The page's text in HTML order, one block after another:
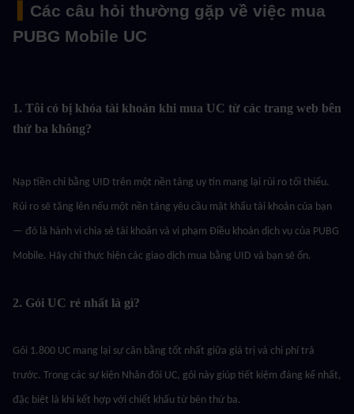
Các câu hỏi thường gặp về việc mua
PUBG Mobile UC
1. Tôi có bị khóa tài khoản khi mua UC từ các trang web bên
thứ ba không?
Nạp tiền chỉ bằng UID trên một nền tảng uy tín mang lại rủi ro tối thiểu.
Rủi ro sẽ tăng lên nếu một nền tảng yêu cầu mật khẩu tài khoản của bạn
— đó là hành vi chia sẻ tài khoản và vi phạm Điều khoản dịch vụ của PUBG
Mobile. Hãy chỉ thực hiện các giao dịch mua bằng UID và bạn sẽ ổn.
2. Gói UC rẻ nhất là gì?
Gói 1.800 UC mang lại sự cân bằng tốt nhất giữa giá trị và chi phí trả
trước. Trong các sự kiện Nhân đôi UC, gói này giúp tiết kiệm đáng kể nhất,
đặc biệt là khi kết hợp với chiết khấu từ bên thứ ba.